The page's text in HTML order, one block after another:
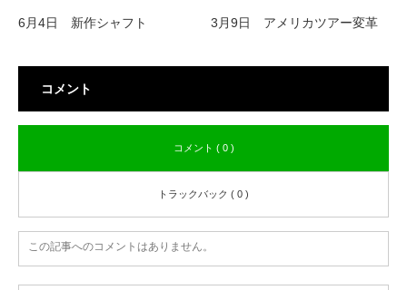
6月4日 新作シャフト 3月9日 アメリカツアー変革
コメント
コメント ( 0 )
トラックバック ( 0 )
この記事へのコメントはありません。